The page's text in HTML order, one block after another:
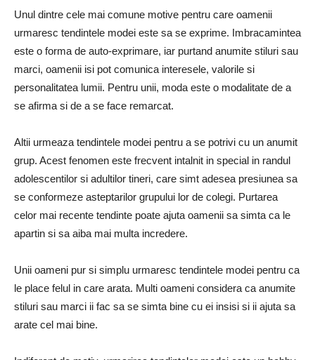
Unul dintre cele mai comune motive pentru care oamenii
urmaresc tendintele modei este sa se exprime. Imbracamintea
este o forma de auto-exprimare, iar purtand anumite stiluri sau
marci, oamenii isi pot comunica interesele, valorile si
personalitatea lumii. Pentru unii, moda este o modalitate de a
se afirma si de a se face remarcat.
Altii urmeaza tendintele modei pentru a se potrivi cu un anumit
grup. Acest fenomen este frecvent intalnit in special in randul
adolescentilor si adultilor tineri, care simt adesea presiunea sa
se conformeze asteptarilor grupului lor de colegi. Purtarea
celor mai recente tendinte poate ajuta oamenii sa simta ca le
apartin si sa aiba mai multa incredere.
Unii oameni pur si simplu urmaresc tendintele modei pentru ca
le place felul in care arata. Multi oameni considera ca anumite
stiluri sau marci ii fac sa se simta bine cu ei insisi si ii ajuta sa
arate cel mai bine.